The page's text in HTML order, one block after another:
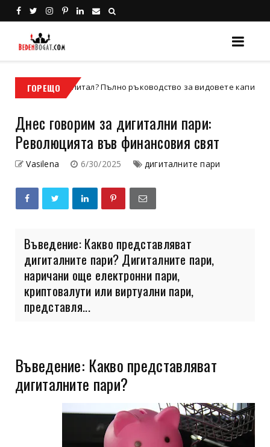
ГОРЕЩО
Пълно ръководство за видовете капитал, значение и
Днес говорим за дигитални пари:
Революцията във финансовия свят
Vasilena 6/30/2025 дигиталните пари
Въведение: Какво представляват
дигиталните пари? Дигиталните пари,
наричани още електронни пари,
криптовалути или виртуални пари,
представля...
Въведение: Какво представляват
дигиталните пари?